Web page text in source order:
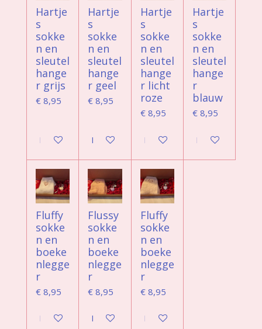
Hartje
s
sokke
n en
sleutel
hange
r grijs
€ 8,95
Bekijk details
Hartje
s
sokke
n en
sleutel
hange
r geel
€ 8,95
In winkelwagen
Hartje
s
sokke
n en
sleutel
hange
r licht
roze
€ 8,95
Bekijk details
Hartje
s
sokke
n en
sleutel
hange
r
blauw
€ 8,95
Bekijk details
Fluffy
sokke
n en
boeke
nlegge
r
€ 8,95
Bekijk details
Flussy
sokke
n en
boeke
nlegge
r
€ 8,95
Bekijk details
Fluffy
sokke
n en
boeke
nlegge
r
€ 8,95
Bekijk details